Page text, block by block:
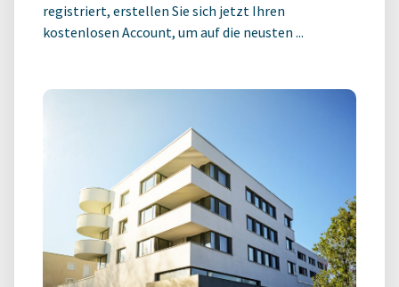
registriert, erstellen Sie sich jetzt Ihren
kostenlosen Account, um auf die neusten ...